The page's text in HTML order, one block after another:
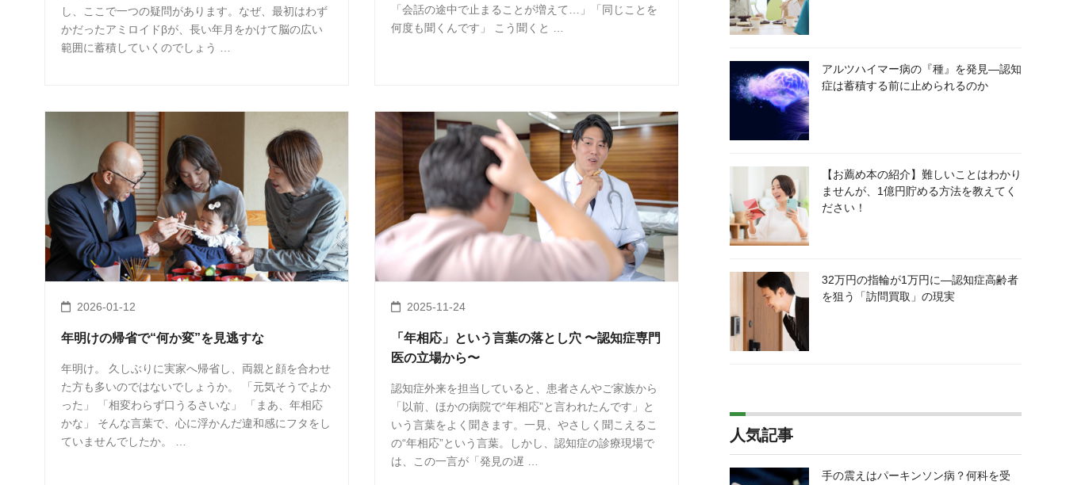
し、ここで一つの疑問があります。なぜ、最初はわず
かだったアミロイドβが、長い年月をかけて脳の広い
範囲に蓄積していくのでしょう …
「会話の途中で止まることが増えて…」「同じことを
何度も聞くんです」 こう聞くと …
2026-01-12
年明けの帰省で“何か変”を見逃すな
年明け。 久しぶりに実家へ帰省し、両親と顔を合わせ
た方も多いのではないでしょうか。 「元気そうでよか
った」 「相変わらず口うるさいな」 「まあ、年相応
かな」 そんな言葉で、心に浮かんだ違和感にフタをし
ていませんでしたか。 …
2025-11-24
「年相応」という言葉の落とし穴 〜認知症専門
医の立場から〜
認知症外来を担当していると、患者さんやご家族から
「以前、ほかの病院で“年相応”と言われたんです」と
いう言葉をよく聞きます。一見、やさしく聞こえるこ
の“年相応”という言葉。しかし、認知症の診療現場で
は、この一言が「発見の遅 …
アルツハイマー病の『種』を発見―認知
症は蓄積する前に止められるのか
【お薦め本の紹介】難しいことはわかり
ませんが、1億円貯める方法を教えてく
ださい！
32万円の指輪が1万円に―認知症高齢者
を狙う「訪問買取」の現実
人気記事
手の震えはパーキンソン病？何科を受